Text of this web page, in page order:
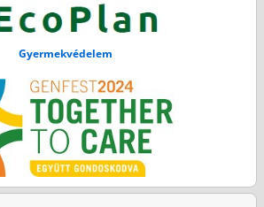
Gyermekvédelem